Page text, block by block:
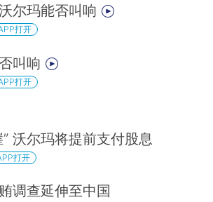
尔玛能否叫响
打开
叫响
打开
沃尔玛将提前支付股息
打开
调查延伸至中国